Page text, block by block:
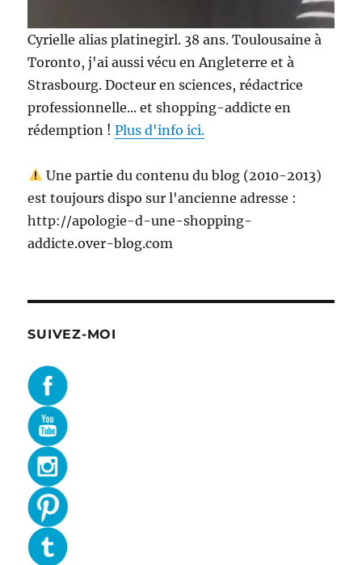
Cyrielle alias platinegirl. 38 ans. Toulousaine à
Toronto, j'ai aussi vécu en Angleterre et à
Strasbourg. Docteur en sciences, rédactrice
professionnelle... et shopping-addicte en
rédemption !Plus d'info ici.
Une partie du contenu du blog (2010-2013)
est toujours dispo sur l'ancienne adresse :
http://apologie-d-une-shopping-
addicte.over-blog.com
SUIVEZ-MOI